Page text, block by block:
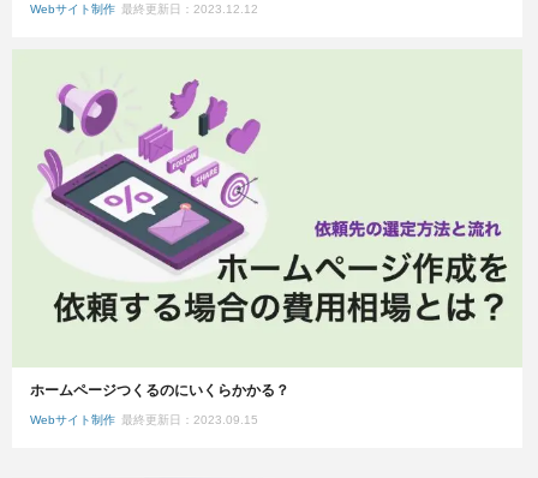
Webサイト制作 最終更新日：2023.12.12
ホームページつくるのにいくらかかる？
Webサイト制作 最終更新日：2023.09.15